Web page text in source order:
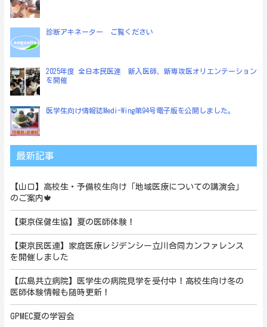
診断アキネーター ご覧ください
2025年度 全日本民医連 新入医師、新専攻医オリエンテーション
を開催
医学生向け情報誌Medi-Wing第94号電子版を公開しました。
最新記事
【山口】高校生・予備校生向け「地域医療についての講演会」
のご案内🍁
【東京保健生協】夏の医師体験！
【東京民医連】家庭医療レジデンシー立川合同カンファレンス
を開催しました
【広島共立病院】医学生の病院見学を受付中！高校生向け冬の
医師体験情報も随時更新！
GPMEC夏の学習会